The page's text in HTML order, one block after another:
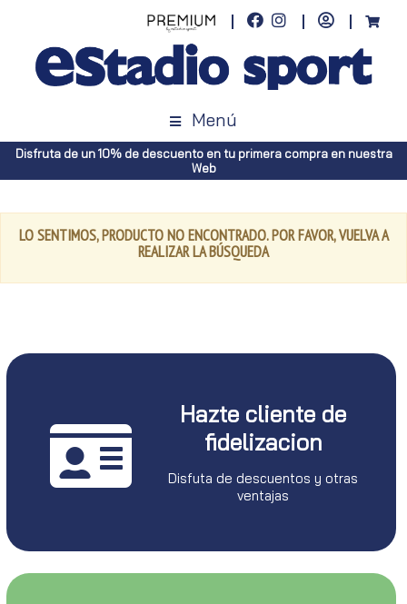
Menú
Disfruta de un 10% de descuento en tu primera compra en nuestra
Web
LO SENTIMOS, PRODUCTO NO ENCONTRADO. POR FAVOR, VUELVA A
REALIZAR LA BÚSQUEDA
Hazte cliente de
fidelizacion
Disfuta de descuentos y otras
ventajas